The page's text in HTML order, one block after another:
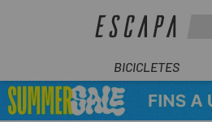
BICICLETES